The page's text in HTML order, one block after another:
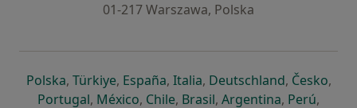
01-217 Warszawa, Polska
Polskase otevře v nové záložce
, Türkiyese otevře v nové záložce
, Españase otevře v nové záložce
, Italiase otevře v nové záložce
, Deutschlandse otevře v
, Českose
,
Portugalse otevře v nové záložce
, Méxicose otevře v nové záložce
, Chilese otevře v nové záložce
, Brasilse otevře v nové
, Argentinase otevře v
, Perúse
,